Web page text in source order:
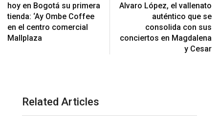
hoy en Bogotá su primera
tienda: ‘Ay Ombe Coffee
en el centro comercial
Mallplaza
Alvaro López, el vallenato
auténtico que se
consolida con sus
conciertos en Magdalena
y Cesar
Related Articles